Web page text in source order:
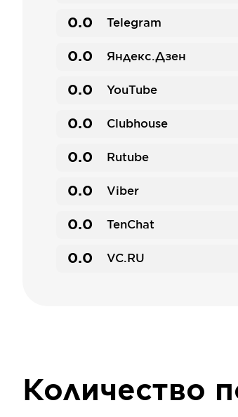
0.0 Telegram
0.0 Яндекс.Дзен
0.0 YouTube
0.0 Clubhouse
0.0 Rutube
0.0 Viber
0.0 TenChat
0.0 VC.RU
Количество